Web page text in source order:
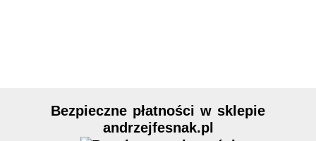
Bezpieczne płatności w sklepie
andrzejfesnak.pl